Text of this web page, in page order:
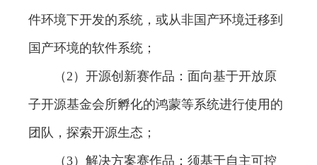
件环境下开发的系统，或从非国产环境迁移到
国产环境的软件系统；
（2）开源创新赛作品：面向基于开放原
子开源基金会所孵化的鸿蒙等系统进行使用的
团队，探索开源生态；
（3）解决方案赛作品：须基于自主可控